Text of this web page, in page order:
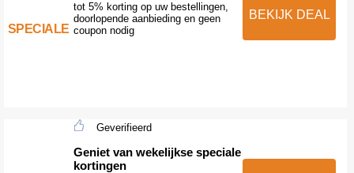
SPECIALE
tot 5% korting op uw bestellingen,
doorlopende aanbieding en geen
coupon nodig
BEKIJK DEAL
Geverifieerd
Geniet van wekelijkse speciale
kortingen